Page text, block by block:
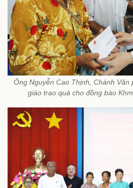
Ông Nguyễn Cao Thịnh, Chánh Văn
giáo trao quà cho đồng bào